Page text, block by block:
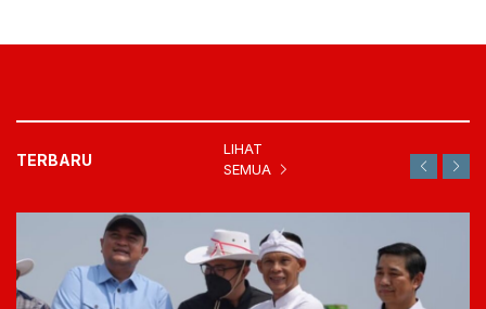
TERBARU
LIHAT
SEMUA